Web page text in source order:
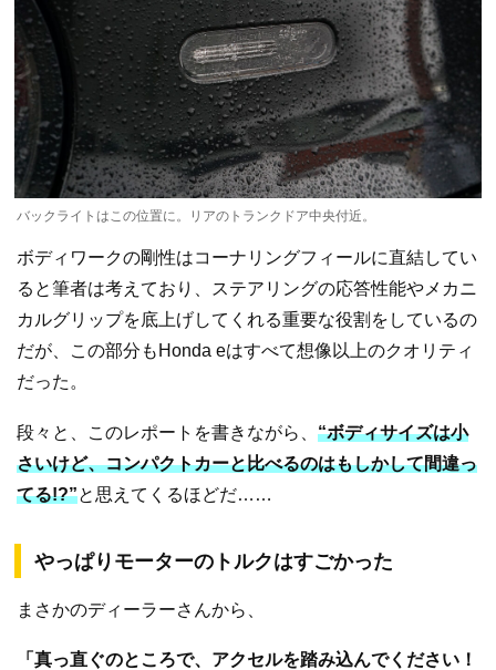
バックライトはこの位置に。リアのトランクドア中央付近。
ボディワークの剛性はコーナリングフィールに直結してい
ると筆者は考えており、ステアリングの応答性能やメカニ
カルグリップを底上げしてくれる重要な役割をしているの
だが、この部分もHonda eはすべて想像以上のクオリティ
だった。
段々と、このレポートを書きながら、 “ボディサイズは小
さいけど、コンパクトカーと比べるのはもしかして間違っ
てる!?”と思えてくるほどだ……
やっぱりモーターのトルクはすごかった
まさかのディーラーさんから、
「真っ直ぐのところで、アクセルを踏み込んでください！